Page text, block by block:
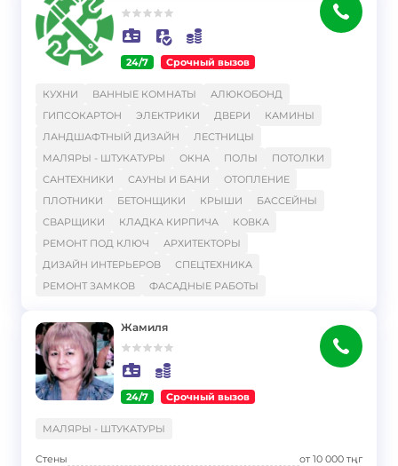
24/7 Срочный вызов
КУХНИ ВАННЫЕ КОМНАТЫ
АЛЮКОБОНД
ГИПСОКАРТОН
ЭЛЕКТРИКИ ДВЕРИ
КАМИНЫ
ЛАНДШАФТНЫЙ ДИЗАЙН
ЛЕСТНИЦЫ
МАЛЯРЫ - ШТУКАТУРЫ
ОКНА ПОЛЫ
ПОТОЛКИ
САНТЕХНИКИ
САУНЫ И БАНИ
ОТОПЛЕНИЕ
ПЛОТНИКИ
БЕТОНЩИКИ КРЫШИ
БАССЕЙНЫ
СВАРЩИКИ
КЛАДКА КИРПИЧА
КОВКА
РЕМОНТ ПОД КЛЮЧ
АРХИТЕКТОРЫ
ДИЗАЙН ИНТЕРЬЕРОВ
СПЕЦТЕХНИКА
РЕМОНТ ЗАМКОВ
ФАСАДНЫЕ РАБОТЫ
Жамиля
24/7 Срочный вызов
МАЛЯРЫ - ШТУКАТУРЫ
Стены от10 000 тңг